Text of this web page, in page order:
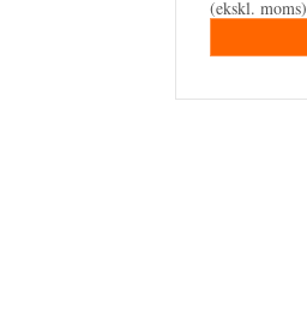
(ekskl. moms)